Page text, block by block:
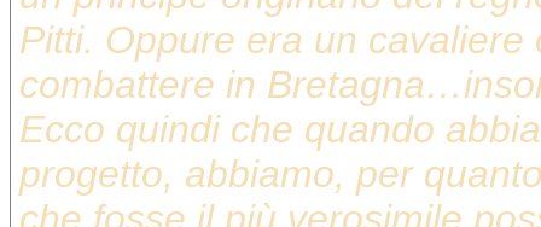
Pitti. Oppure era un
combattere in
Ecco quindi che quando
progetto, abbiamo, per